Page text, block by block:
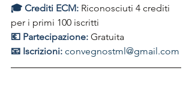
🎓 Crediti ECM: Riconosciuti 4 crediti
per i primi 100 iscritti
💶 Partecipazione: Gratuita
📧 Iscrizioni: convegnostml@gmail.com